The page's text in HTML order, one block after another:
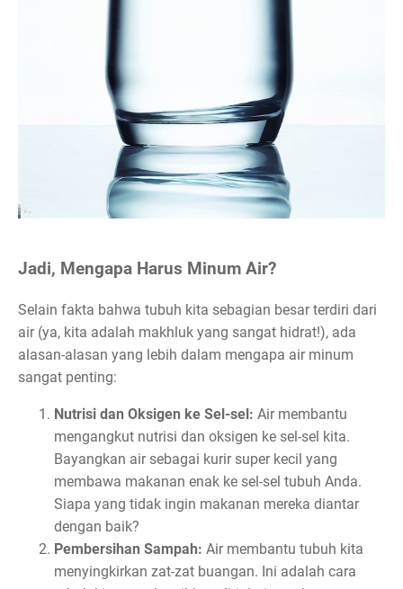
Jadi, Mengapa Harus Minum Air?
Selain fakta bahwa tubuh kita sebagian besar terdiri dari
air (ya, kita adalah makhluk yang sangat hidrat!), ada
alasan-alasan yang lebih dalam mengapa air minum
sangat penting:
Nutrisi dan Oksigen ke Sel-sel: Air membantu
mengangkut nutrisi dan oksigen ke sel-sel kita.
Bayangkan air sebagai kurir super kecil yang
membawa makanan enak ke sel-sel tubuh Anda.
Siapa yang tidak ingin makanan mereka diantar
dengan baik?
Pembersihan Sampah: Air membantu tubuh kita
menyingkirkan zat-zat buangan. Ini adalah cara